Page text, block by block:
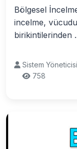
Bölgesel
incelme,
birikintilerinden
Sistem Yöneticisi
758